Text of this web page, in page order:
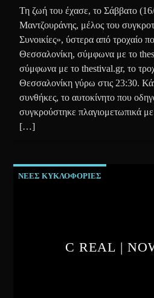
Τη ζωή του έχασε, το Σάββατο
Μαντζουράνης, μέλος του
Συνοικίες», ύστερα από τροχαίο
Θεσσαλονίκη, σύμφωνα με το
σύμφωνα με το thestival.gr, το
Θεσσαλονίκη γύρω στις 23:30.
συνθήκες, το αυτοκίνητο που
συγκρούστηκε πλαγιομετωπικά
[…]
ΝΕΕΣ ΚΥΚΛΟΦΟΡΙΕΣ
C REAL |